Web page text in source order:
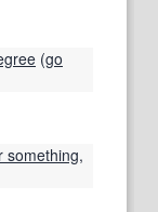
(go
something,